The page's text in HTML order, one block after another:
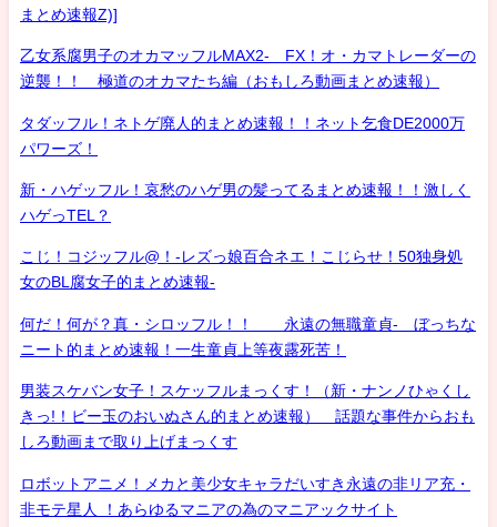
まとめ速報Z)]
乙女系腐男子のオカマッフルMAX2- FX！オ・カマトレーダーの
逆襲！！ 極道のオカマたち編（おもしろ動画まとめ速報）
タダッフル！ネトゲ廃人的まとめ速報！！ネット乞食DE2000万
パワーズ！
新・ハゲッフル！哀愁のハゲ男の髪ってるまとめ速報！！激しく
ハゲっTEL？
こじ！コジッフル@！-レズっ娘百合ネエ！こじらせ！50独身処
女のBL腐女子的まとめ速報-
何だ！何が？真・シロッフル！！ 永遠の無職童貞- ぼっちな
ニート的まとめ速報！一生童貞上等夜露死苦！
男装スケバン女子！スケッフルまっくす！（新・ナンノひゃくし
きっ!！ビー玉のおいぬさん的まとめ速報） 話題な事件からおも
しろ動画まで取り上げまっくす
ロボットアニメ！メカと美少女キャラだいすき永遠の非リア充・
非モテ星人 ！あらゆるマニアの為のマニアックサイト